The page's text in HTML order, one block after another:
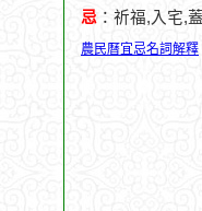
忌 ：祈福,入宅,
農民曆宜忌名詞解釋